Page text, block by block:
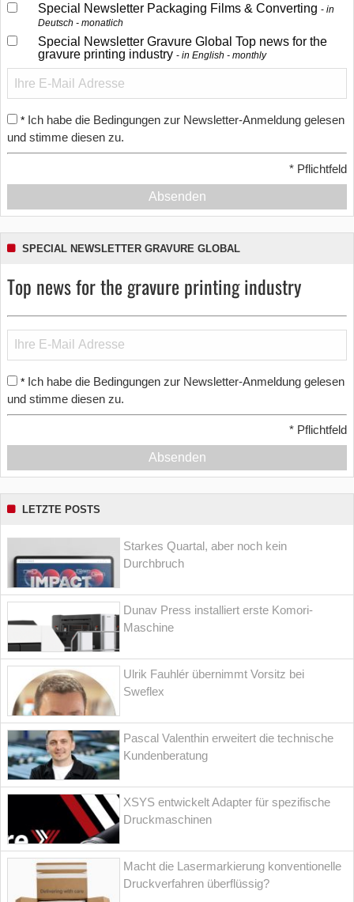
Special Newsletter Packaging Films & Converting
in
Deutsch - monatlich
Special Newsletter Gravure Global Top news for the
gravure printing industry
in English - monthly
* Ich habe die Bedingungen zur Newsletter-Anmeldung gelesen
und stimme diesen zu.
* Pflichtfeld
Absenden
SPECIAL NEWSLETTER GRAVURE GLOBAL
Top news for the gravure printing industry
* Ich habe die Bedingungen zur Newsletter-Anmeldung gelesen
und stimme diesen zu.
* Pflichtfeld
Absenden
LETZTE POSTS
Starkes Quartal, aber noch kein
Durchbruch
Dunav Press installiert erste Komori-
Maschine
Ulrik Fauhlér übernimmt Vorsitz bei
Sweflex
Pascal Valenthin erweitert die technische
Kundenberatung
XSYS entwickelt Adapter für spezifische
Druckmaschinen
Macht die Lasermarkierung konventionelle
Druckverfahren überflüssig?